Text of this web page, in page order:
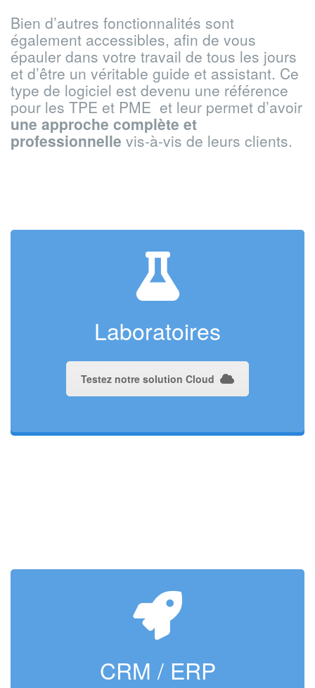
Bien d’autres fonctionnalités sont
également accessibles, afin de vous
épauler dans votre travail de tous les jours
et d’être un véritable guide et assistant. Ce
type de logiciel est devenu une référence
pour les TPE et PME et leur permet d’avoir
une approche complète et
professionnelle vis-à-vis de leurs clients.
Laboratoires
Testez notre solution Cloud
CRM / ERP